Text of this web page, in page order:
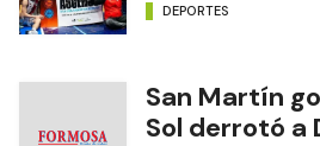
DEPORTES
San Martín
Sol derrotó a